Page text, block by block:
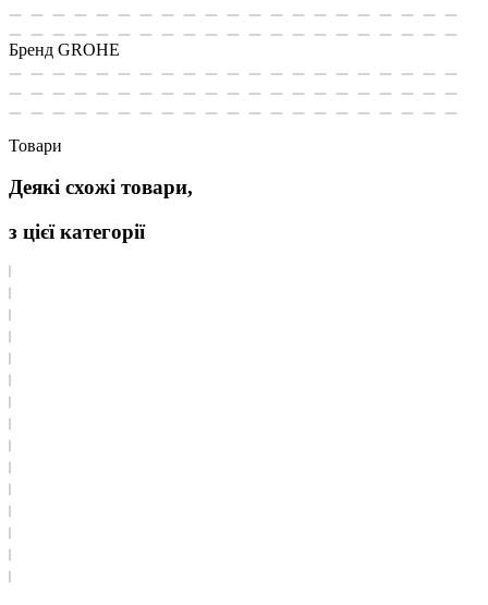
Бренд GROHE
Товари
Деякі схожі товари,
з цієї категорії